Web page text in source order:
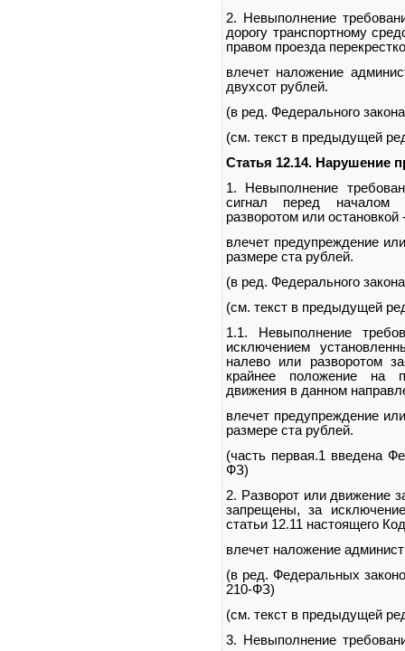
2. Невыполнение
дорогу транспортному
правом проезда
влечет наложение
двухсот рублей.
(в ред. Федерального
(см. текст в предыдущей
Статья 12.14. Нарушение
1. Невыполнение
сигнал перед началом
разворотом или остановкой
влечет предупреждение
размере ста рублей.
(в ред. Федерального
(см. текст в предыдущей
1.1. Невыполнение
исключением
налево или разворотом
крайнее положение на
движения в данном
влечет предупреждение
размере ста рублей.
(часть первая.1 введена
ФЗ)
2. Разворот или движение
запрещены, за
статьи 12.11 настоящего
влечет наложение
(в ред. Федеральных
210-ФЗ)
(см. текст в предыдущей
3. Невыполнение